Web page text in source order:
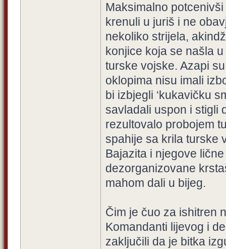
Maksimalno
krenuli u juriš i ne
nekoliko strijela,
konjice koja se našla
turske vojske. Azapi
oklopima nisu imali
bi izbjegli ‘kukavičku
savladali uspon i stigli
rezultovalo probojem
spahije sa krila turske
Bajazita i njegove
dezorganizovane
mahom dali u bijeg.
Čim je čuo za ishitren
Komandanti lijevog i
zaključili da je bitka